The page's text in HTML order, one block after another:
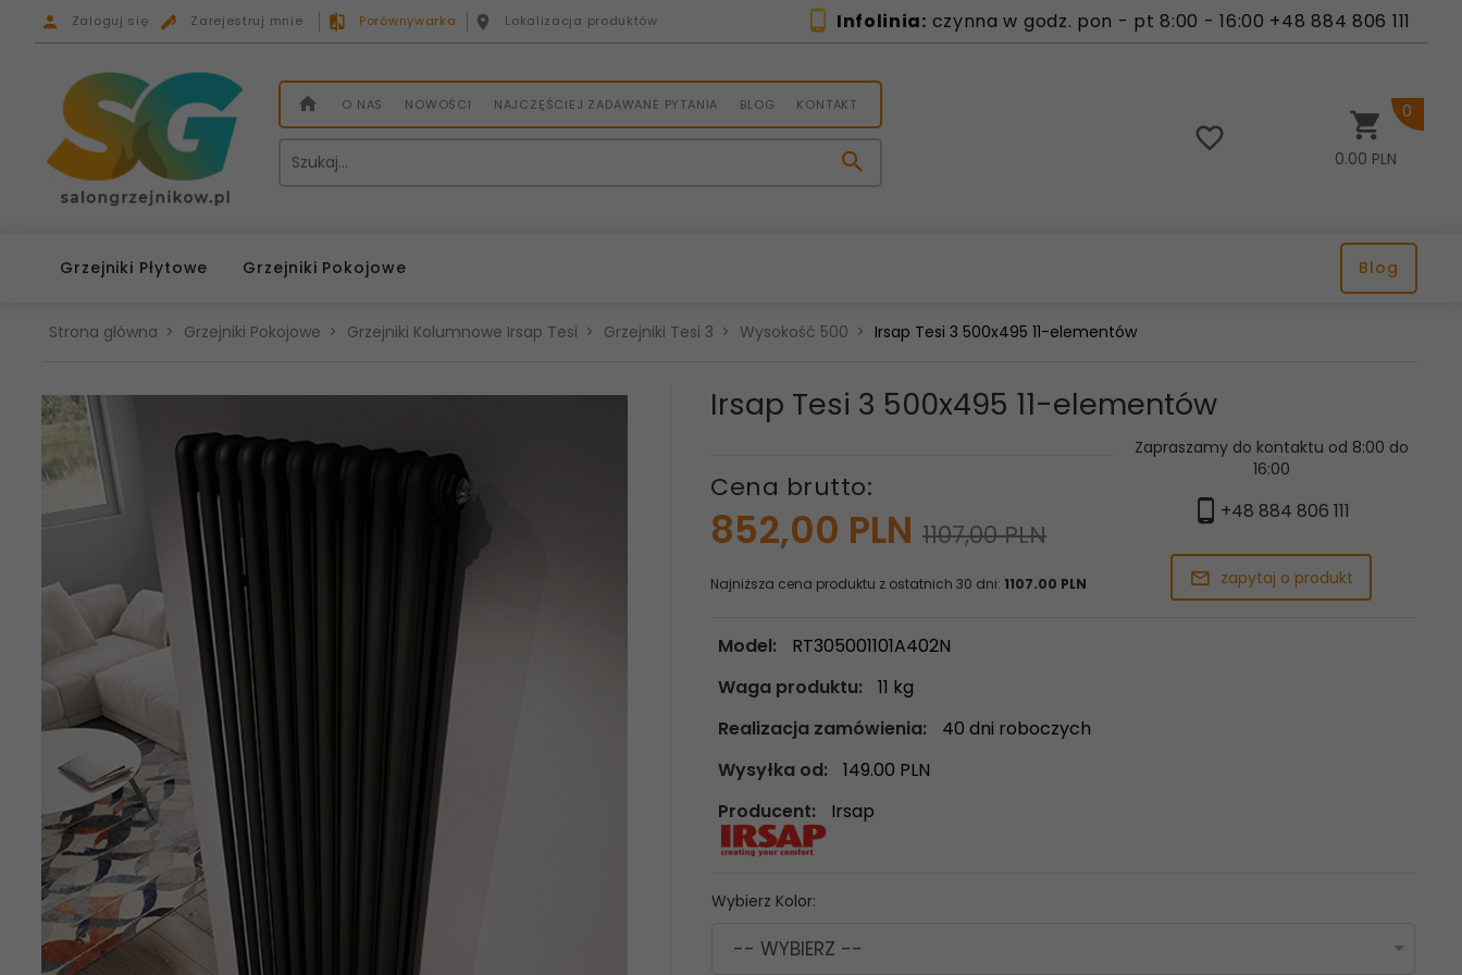
Zaloguj się Zarejestruj mnie Porównywarka Lokalizacja produktów Infolinia: czynna w godz. pon - pt 8:00 - 16:00 +48 884 806 111
O NAS NOWOŚCI NAJCZĘŚCIEJ ZADAWANE PYTANIA BLOG KONTAKT
0.00 PLN
0
Grzejniki Płytowe Grzejniki Pokojowe Blog
Strona główna Grzejniki Pokojowe Grzejniki Kolumnowe Irsap Tesi Grzejniki Tesi 3 Wysokość 500 Irsap Tesi 3 500x495 11-elementów
Irsap Tesi 3 500x495 11-elementów
Cena brutto:
852,00 PLN 1107,00 PLN
Najniższa cena produktu z ostatnich 30 dni: 1107.00 PLN
Zapraszamy do kontaktu od 8:00 do
16:00
+48 884 806 111
zapytaj o produkt
Model:
RT305001101A402N
Waga produktu:
11 kg
Realizacja zamówienia:
40 dni roboczych
Wysyłka od:
149.00 PLN
Producent:
Irsap
Wybierz Kolor:
-- WYBIERZ --